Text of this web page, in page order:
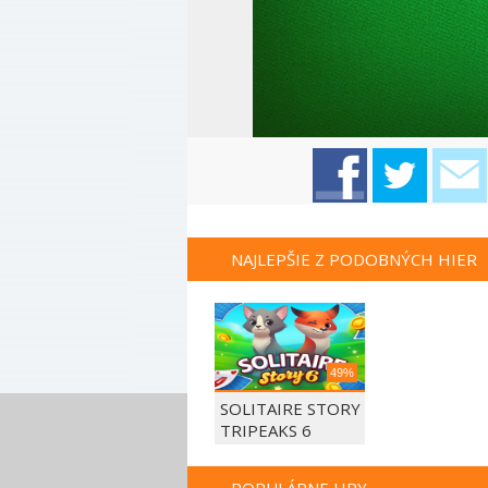
NAJLEPŠIE Z PODOBNÝCH HIER
49%
SOLITAIRE STORY
TRIPEAKS 6